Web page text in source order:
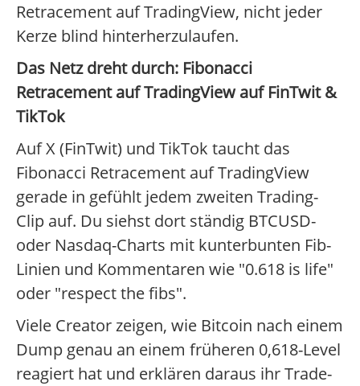
Retracement auf TradingView, nicht jeder
Kerze blind hinterherzulaufen.
Das Netz dreht durch: Fibonacci
Retracement auf TradingView auf FinTwit &
TikTok
Auf X (FinTwit) und TikTok taucht das
Fibonacci Retracement auf TradingView
gerade in gefühlt jedem zweiten Trading-
Clip auf. Du siehst dort ständig BTCUSD-
oder Nasdaq-Charts mit kunterbunten Fib-
Linien und Kommentaren wie "0.618 is life"
oder "respect the fibs".
Viele Creator zeigen, wie Bitcoin nach einem
Dump genau an einem früheren 0,618-Level
reagiert hat und erklären daraus ihr Trade-